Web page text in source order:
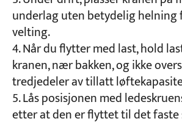
underlag uten betydelig
velting.
Når du flytter med last, hold
kranen, nær bakken, og ikke
tredjedeler av tillatt
Lås posisjonen med
etter at den er flyttet til det